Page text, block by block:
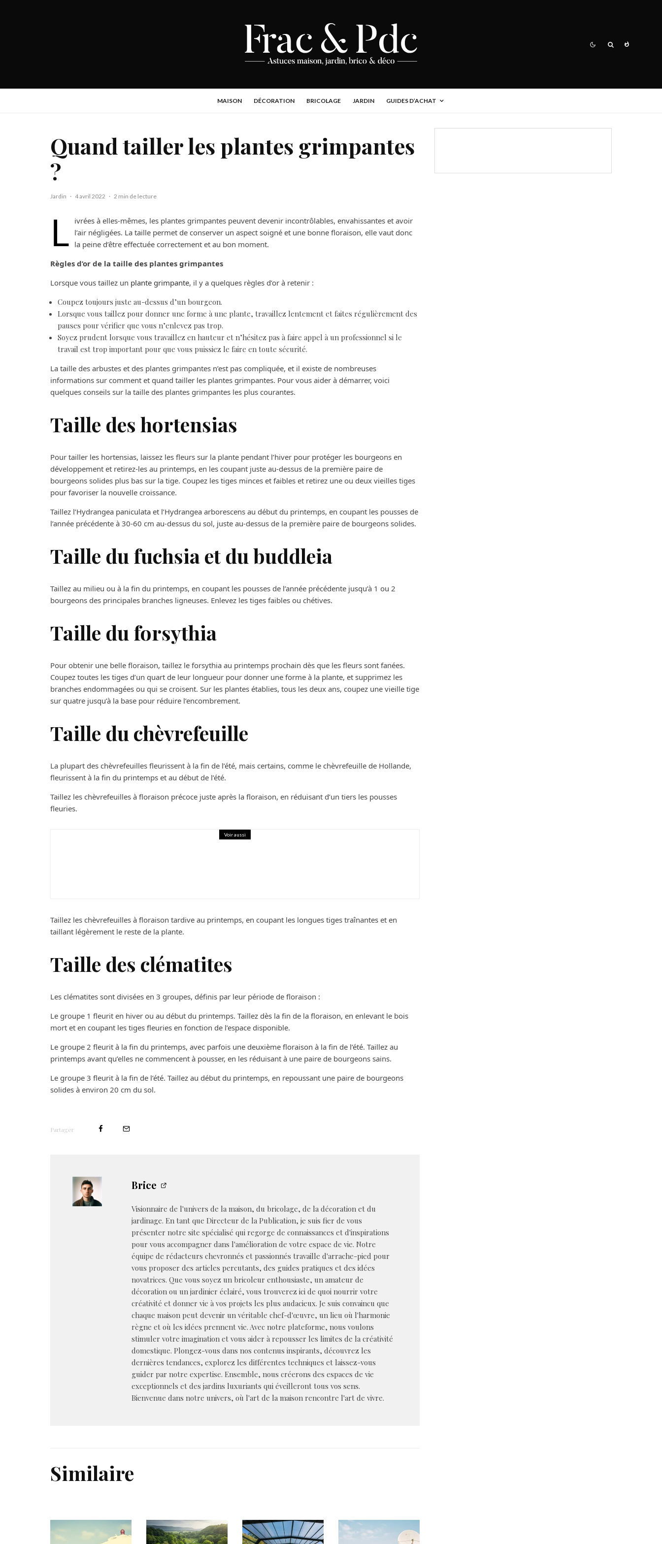
MAISON DÉCORATION BRICOLAGE JARDIN GUIDES D’ACHAT
Quand tailler les plantes grimpantes
?
Jardin · 4 avril 2022 · 2 min de lecture
L ivrées à elles-mêmes, les plantes grimpantes peuvent devenir incontrôlables, envahissantes et avoir
l’air négligées. La taille permet de conserver un aspect soigné et une bonne floraison, elle vaut donc
la peine d’être effectuée correctement et au bon moment.
Règles d’or de la taille des plantes grimpantes
Lorsque vous taillez un plante grimpante, il y a quelques règles d’or à retenir :
Coupez toujours juste au-dessus d’un bourgeon.
Lorsque vous taillez pour donner une forme à une plante, travaillez lentement et faites régulièrement des
pauses pour vérifier que vous n’enlevez pas trop.
Soyez prudent lorsque vous travaillez en hauteur et n’hésitez pas à faire appel à un professionnel si le
travail est trop important pour que vous puissiez le faire en toute sécurité.
La taille des arbustes et des plantes grimpantes n’est pas compliquée, et il existe de nombreuses
informations sur comment et quand tailler les plantes grimpantes. Pour vous aider à démarrer, voici
quelques conseils sur la taille des plantes grimpantes les plus courantes.
Taille des hortensias
Pour tailler les hortensias, laissez les fleurs sur la plante pendant l’hiver pour protéger les bourgeons en
développement et retirez-les au printemps, en les coupant juste au-dessus de la première paire de
bourgeons solides plus bas sur la tige. Coupez les tiges minces et faibles et retirez une ou deux vieilles tiges
pour favoriser la nouvelle croissance.
Taillez l’Hydrangea paniculata et l’Hydrangea arborescens au début du printemps, en coupant les pousses de
l’année précédente à 30-60 cm au-dessus du sol, juste au-dessus de la première paire de bourgeons solides.
Taille du fuchsia et du buddleia
Taillez au milieu ou à la fin du printemps, en coupant les pousses de l’année précédente jusqu’à 1 ou 2
bourgeons des principales branches ligneuses. Enlevez les tiges faibles ou chétives.
Taille du forsythia
Pour obtenir une belle floraison, taillez le forsythia au printemps prochain dès que les fleurs sont fanées.
Coupez toutes les tiges d’un quart de leur longueur pour donner une forme à la plante, et supprimez les
branches endommagées ou qui se croisent. Sur les plantes établies, tous les deux ans, coupez une vieille tige
sur quatre jusqu’à la base pour réduire l’encombrement.
Taille du chèvrefeuille
La plupart des chèvrefeuilles fleurissent à la fin de l’été, mais certains, comme le chèvrefeuille de Hollande,
fleurissent à la fin du printemps et au début de l’été.
Taillez les chèvrefeuilles à floraison précoce juste après la floraison, en réduisant d’un tiers les pousses
fleuries.
Voir aussi
Taillez les chèvrefeuilles à floraison tardive au printemps, en coupant les longues tiges traînantes et en
taillant légèrement le reste de la plante.
Taille des clématites
Les clématites sont divisées en 3 groupes, définis par leur période de floraison :
Le groupe 1 fleurit en hiver ou au début du printemps. Taillez dès la fin de la floraison, en enlevant le bois
mort et en coupant les tiges fleuries en fonction de l’espace disponible.
Le groupe 2 fleurit à la fin du printemps, avec parfois une deuxième floraison à la fin de l’été. Taillez au
printemps avant qu’elles ne commencent à pousser, en les réduisant à une paire de bourgeons sains.
Le groupe 3 fleurit à la fin de l’été. Taillez au début du printemps, en repoussant une paire de bourgeons
solides à environ 20 cm du sol.
Partager
Brice
Visionnaire de l'univers de la maison, du bricolage, de la décoration et du
jardinage. En tant que Directeur de la Publication, je suis fier de vous
présenter notre site spécialisé qui regorge de connaissances et d'inspirations
pour vous accompagner dans l'amélioration de votre espace de vie. Notre
équipe de rédacteurs chevronnés et passionnés travaille d'arrache-pied pour
vous proposer des articles percutants, des guides pratiques et des idées
novatrices. Que vous soyez un bricoleur enthousiaste, un amateur de
décoration ou un jardinier éclairé, vous trouverez ici de quoi nourrir votre
créativité et donner vie à vos projets les plus audacieux. Je suis convaincu que
chaque maison peut devenir un véritable chef-d'œuvre, un lieu où l'harmonie
règne et où les idées prennent vie. Avec notre plateforme, nous voulons
stimuler votre imagination et vous aider à repousser les limites de la créativité
domestique. Plongez-vous dans nos contenus inspirants, découvrez les
dernières tendances, explorez les différentes techniques et laissez-vous
guider par notre expertise. Ensemble, nous créerons des espaces de vie
exceptionnels et des jardins luxuriants qui éveilleront tous vos sens.
Bienvenue dans notre univers, où l'art de la maison rencontre l'art de vivre.
Similaire